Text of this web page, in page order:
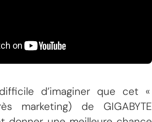
d’imaginer que cet «
marketing) de GIGABYTE